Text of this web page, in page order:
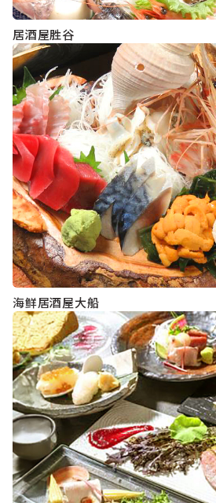
居酒屋胜谷
海鲜居酒屋大船